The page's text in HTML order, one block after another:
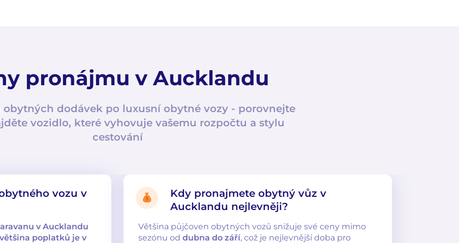
pronájmu v Aucklandu
obytných dodávek po luxusní obytné vozy - porovnejte
vozidlo, které vyhovuje vašemu rozpočtu a stylu
cestování
vozu v
v Aucklandu
poplatků je v
Kdy pronajmete obytný vůz v
Aucklandu nejlevněji?
Většina půjčoven obytných vozů snižuje své ceny mimo
sezónu od dubna do září, což je nejlevnější doba pro